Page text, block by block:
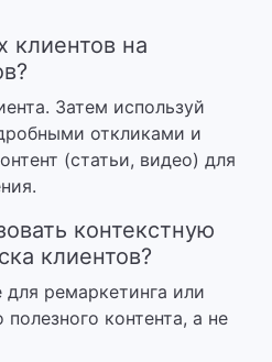
клиентов на
Затем используй
откликами и
(статьи, видео) для
контекстную
клиентов?
ремаркетинга или
контента, а не